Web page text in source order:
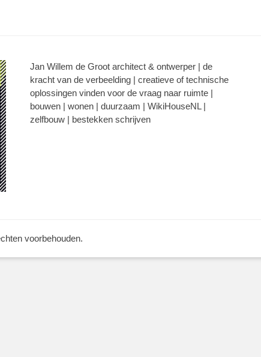
Jan Willem de Groot architect & ontwerper | de
kracht van de verbeelding | creatieve of technische
oplossingen vinden voor de vraag naar ruimte |
bouwen | wonen | duurzaam | WikiHouseNL |
zelfbouw | bestekken schrijven
voorbehouden.